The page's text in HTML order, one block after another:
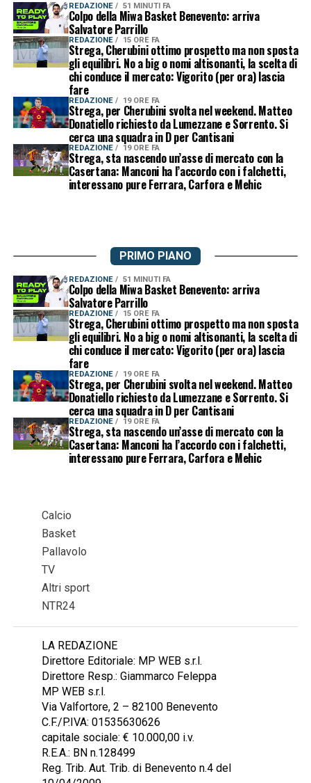
REDAZIONE 51 MINUTI FA
Colpo della Miwa Basket Benevento: arriva
Salvatore Parrillo
REDAZIONE 15 ORE FA
Strega, Cherubini ottimo prospetto ma non sposta
gli equilibri. No a big o nomi altisonanti, la scelta di
chi conduce il mercato: Vigorito (per ora) lascia
fare
REDAZIONE 19 ORE FA
Strega, per Cherubini svolta nel weekend. Matteo
Donatiello richiesto da Lumezzane e Sorrento. Si
cerca una squadra in D per Cantisani
REDAZIONE 19 ORE FA
Strega, sta nascendo un’asse di mercato con la
Casertana: Manconi ha l’accordo con i falchetti,
interessano pure Ferrara, Carfora e Mehic
PRIMO PIANO
REDAZIONE 51 MINUTI FA
Colpo della Miwa Basket Benevento: arriva
Salvatore Parrillo
REDAZIONE 15 ORE FA
Strega, Cherubini ottimo prospetto ma non sposta
gli equilibri. No a big o nomi altisonanti, la scelta di
chi conduce il mercato: Vigorito (per ora) lascia
fare
REDAZIONE 19 ORE FA
Strega, per Cherubini svolta nel weekend. Matteo
Donatiello richiesto da Lumezzane e Sorrento. Si
cerca una squadra in D per Cantisani
REDAZIONE 19 ORE FA
Strega, sta nascendo un’asse di mercato con la
Casertana: Manconi ha l’accordo con i falchetti,
interessano pure Ferrara, Carfora e Mehic
Calcio
Basket
Pallavolo
TV
Altri sport
NTR24
LA REDAZIONE
Direttore Editoriale: MP WEB s.r.l.
Direttore Resp.: Giammarco Feleppa
MP WEB s.r.l.
Via Valfortore, 2 – 82100 Benevento
C.F./P.IVA: 01535630626
capitale sociale: € 10.000,00 i.v.
R.E.A.: BN n.128499
Reg. Trib. Aut. Trib. di Benevento n.4 del